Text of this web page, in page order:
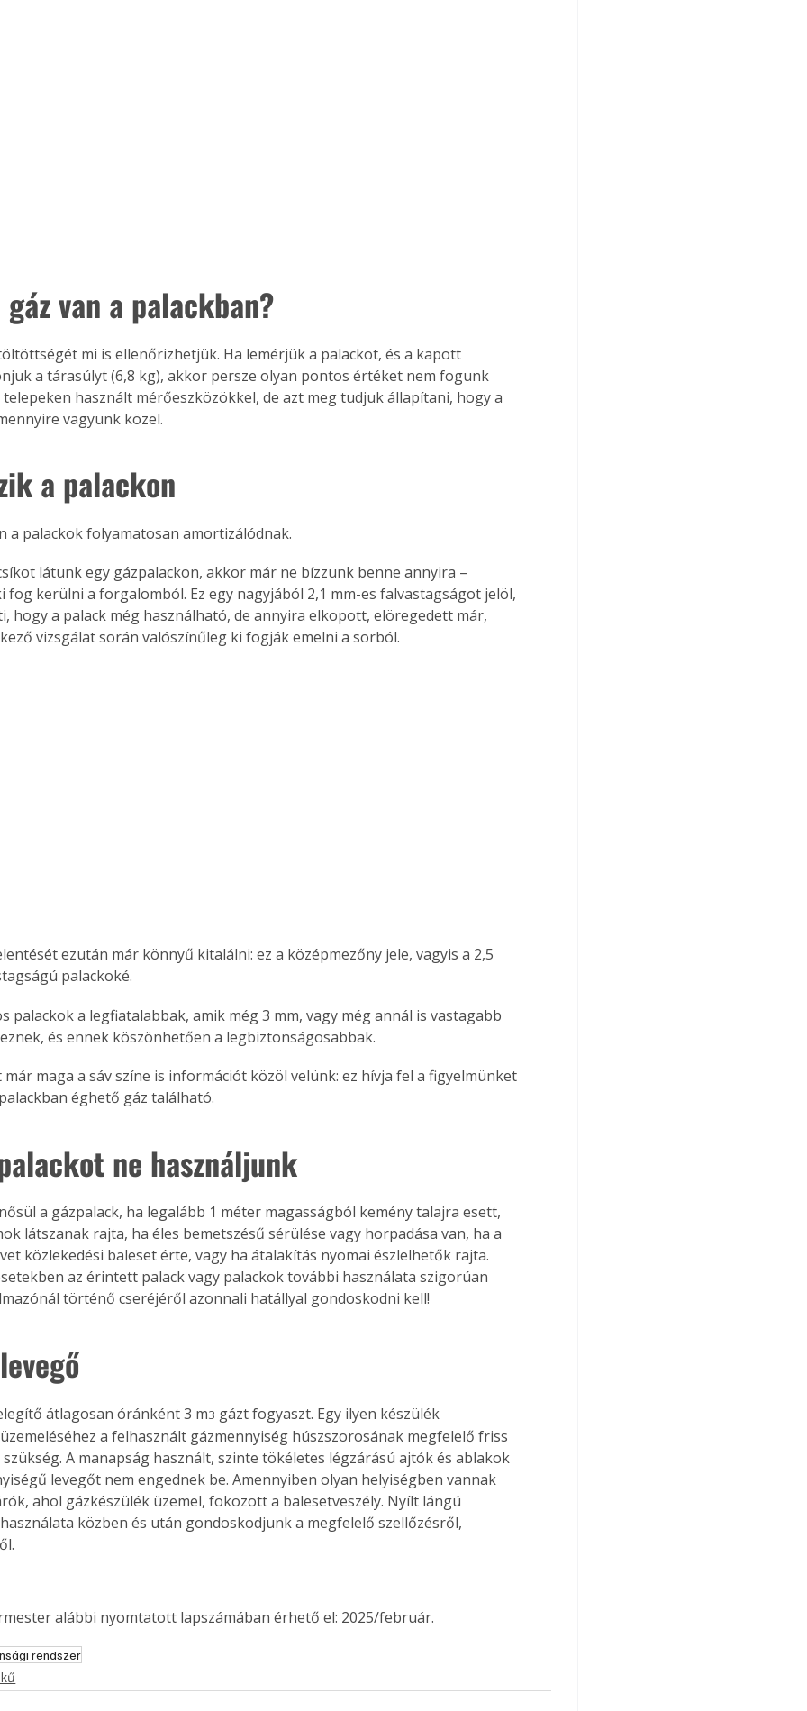
új,
egyedi
vagy
élve
az
megrendelhetők!
Gyógyító növények: a
természet kincsei az
van a palackban?
mi is ellenőrizhetjük. Ha lemérjük a palackot, és a kapott
a tárasúlyt (6,8 kg), akkor persze olyan pontos értéket nem fogunk
használt mérőeszközökkel, de azt meg tudjuk állapítani, hogy a
vagyunk közel.
a palackon
a palackok folyamatosan amortizálódnak.
látunk egy gázpalackon, akkor már ne bízzunk benne annyira –
fog kerülni a forgalomból. Ez egy nagyjából 2,1 mm-es falvastagságot jelöl,
hogy a palack még használható, de annyira elkopott, elöregedett már,
vizsgálat során valószínűleg ki fogják emelni a sorból.
ezután már könnyű kitalálni: ez a középmezőny jele, vagyis a 2,5
palackoké.
palackok a legfiatalabbak, amik még 3 mm, vagy még annál is vastagabb
és ennek köszönhetően a legbiztonságosabbak.
maga a sáv színe is információt közöl velünk: ez hívja fel a figyelmünket
éghető gáz található.
ne használjunk
a gázpalack, ha legalább 1 méter magasságból kemény talajra esett,
látszanak rajta, ha éles bemetszésű sérülése vagy horpadása van, ha a
közlekedési baleset érte, vagy ha átalakítás nyomai észlelhetők rajta.
az érintett palack vagy palackok további használata szigorúan
történő cseréjéről azonnali hatállyal gondoskodni kell!
átlagosan óránként 3 m3 gázt fogyaszt. Egy ilyen készülék
a felhasznált gázmennyiség húszszorosának megfelelő friss
A manapság használt, szinte tökéletes légzárású ajtók és ablakok
levegőt nem engednek be. Amennyiben olyan helyiségben vannak
ahol gázkészülék üzemel, fokozott a balesetveszély. Nyílt lángú
közben és után gondoskodjunk a megfelelő szellőzésről,
alábbi nyomtatott lapszámában érhető el: 2025/február.
rendszer